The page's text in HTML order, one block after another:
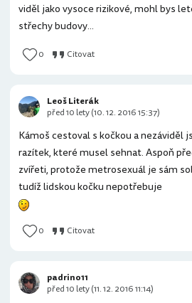
viděl jako vysoce rizikové, mohl bys
střechy budovy...
0 Citovat
Kámoš cestoval s kočkou a nezáviděl
razítek, které musel sehnat. Aspoň
zvířeti, protože metrosexuál je sám
tudíž lidskou kočku nepotřebuje
0 Citovat
Leoš Literák
před 10 lety (10. 12. 2016 15:37)
padrino11
před 10 lety (11. 12. 2016 11:14)